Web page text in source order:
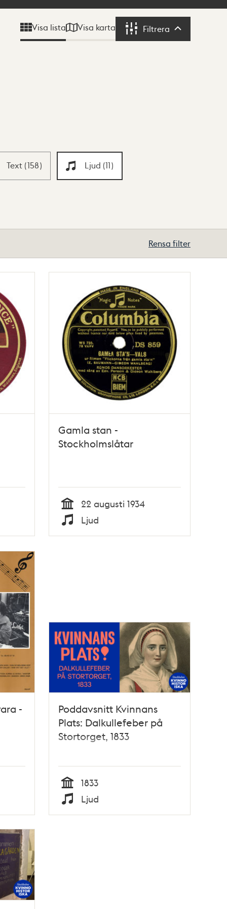
Visa lista Visa karta Filtrera Filtrera
Text (158) Ljud (11)
Rensa filter
Gamla stan -
Stockholmslåtar
Tid
22 augusti 1934
Typ
Ljud
-
Poddavsnitt Kvinnans
Plats: Dalkullefeber på
Stortorget, 1833
Tid
1833
Typ
Ljud